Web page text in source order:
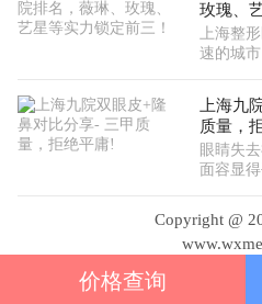
玫瑰、
上海整
速的城
上海九
质量，
眼睛失
面容显
Copyright @
价格查询